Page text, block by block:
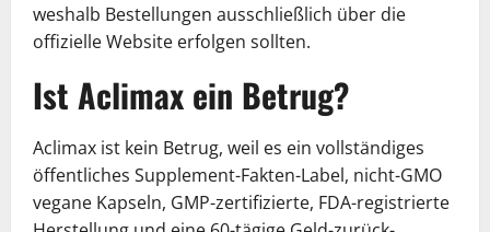
weshalb Bestellungen ausschließlich über die
offizielle Website erfolgen sollten.
Ist Aclimax ein Betrug?
Aclimax ist kein Betrug, weil es ein vollständiges
öffentliches Supplement-Fakten-Label, nicht-GMO
vegane Kapseln, GMP-zertifizierte, FDA-registrierte